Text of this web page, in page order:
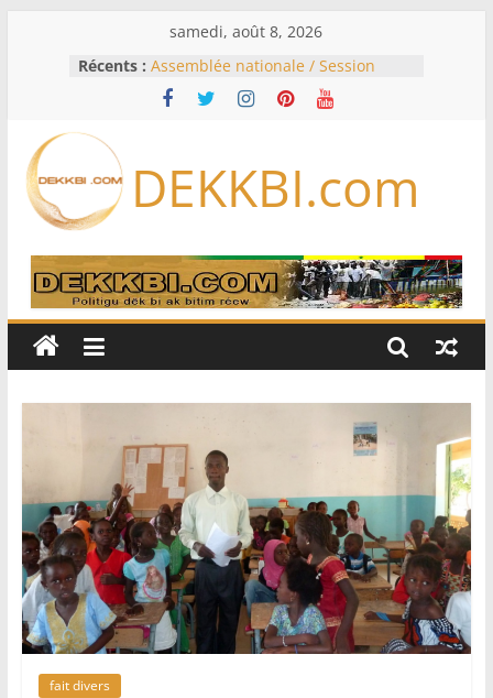
samedi, août 8, 2026
Récents : Assemblée nationale / Session
extraordinaire: Six commissions
d’enquête à l’ordre du jour ce lundi
Bénin: Patrice Talon élu président
du Sénat, moins de trois mois
Pakistan et la Turquie signent un
accord de défense
RD Congo: Kinshasa interdit les
exportations de cuivre et de cobalt
production
DEKKBI.com
fait divers